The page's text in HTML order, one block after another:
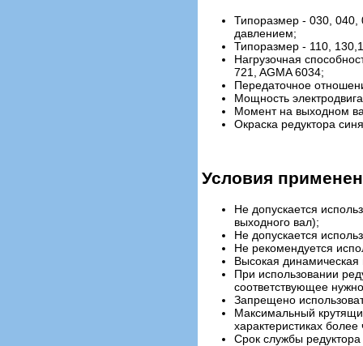
Типоразмер - 030, 040,
давлением;
Типоразмер - 110,
Нагрузочная
721, AGMA 6034;
Передаточное
Мощность
Момент на выходном
Окраска редуктора
Условия
Не допускается
выходного вал);
Не допускается
Не рекомендуется
Высокая динамическая
При использовании
соответствующее
Запрещено
Максимальный
характеристиках
Срок службы